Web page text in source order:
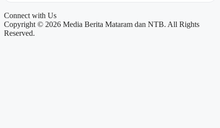
Connect with Us
Copyright © 2026 Media Berita Mataram dan NTB. All Rights
Reserved.